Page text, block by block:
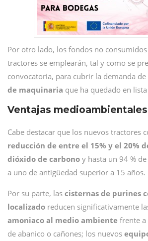
Por otro lado, los fondos no
tractores se emplearán, tal y como se
convocatoria, para cubrir la demanda de
de maquinaria que ha quedado en
Ventajas medioambientales
Cabe destacar que los nuevos tractores
reducción de entre el 15% y el 20%
dióxido de carbono y hasta un 94 %
a uno de antigüedad superior a 15 años.
Por su parte, las cisternas de purines
localizado reducen significativamente
amoniaco al medio ambiente frente a
de abanico o cañones; los nuevos